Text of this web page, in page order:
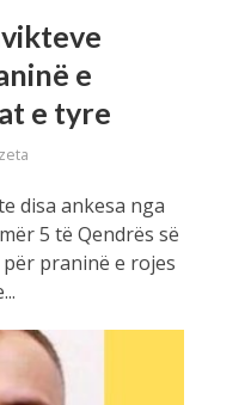
e
e tyre
disa ankesa nga
5 të Qendrës së
praninë e rojes